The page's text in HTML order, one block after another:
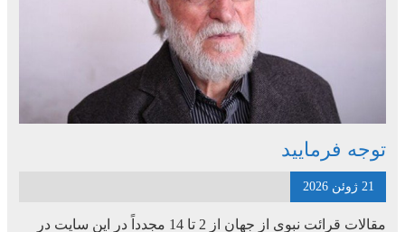
توجه فرمایید
21 ژوئن 2026
مقالات قرائت نبوی از جهان از 2 تا 14 مجدداً در این سایت در